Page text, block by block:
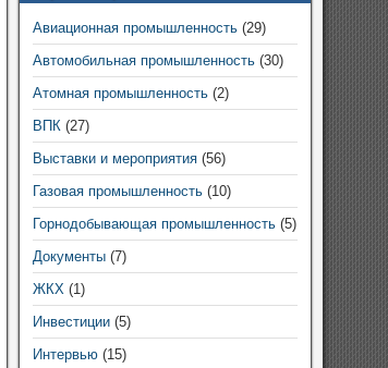
Авиационная промышленность(29)
Автомобильная промышленность(30)
Атомная промышленность(2)
ВПК(27)
Выставки и мероприятия(56)
Газовая промышленность(10)
Горнодобывающая промышленность(5)
Документы(7)
ЖКХ(1)
Инвестиции(5)
Интервью(15)